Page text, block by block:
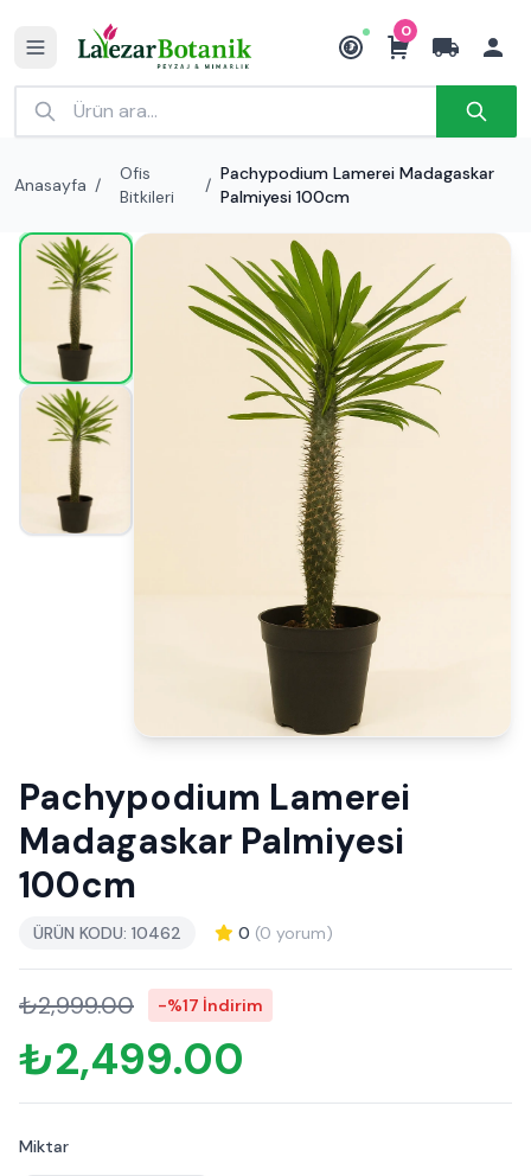
₺
0
Anasayfa /
Ofis
Bitkileri
/
Pachypodium Lamerei Madagaskar
Palmiyesi 100cm
Pachypodium Lamerei
Madagaskar Palmiyesi
100cm
ÜRÜN KODU: 10462 0 (0 yorum)
₺2,999.00 -%17 İndirim
₺2,499.00
Miktar